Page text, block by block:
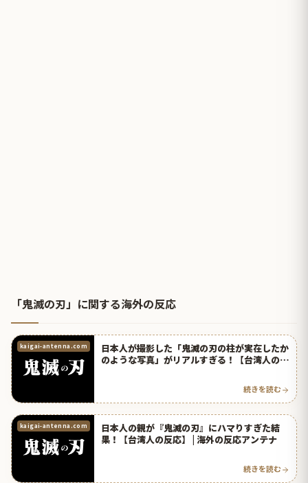
「鬼滅の刃」に関する海外の反応
kaigai-antenna.com
日本人が撮影した「鬼滅の刃の柱が実在したか
のような写真」がリアルすぎる！【台湾人の反
続きを読む
kaigai-antenna.com
日本人の親が『鬼滅の刃』にハマりすぎた結
果！【台湾人の反応】 | 海外の反応アンテナ
続きを読む